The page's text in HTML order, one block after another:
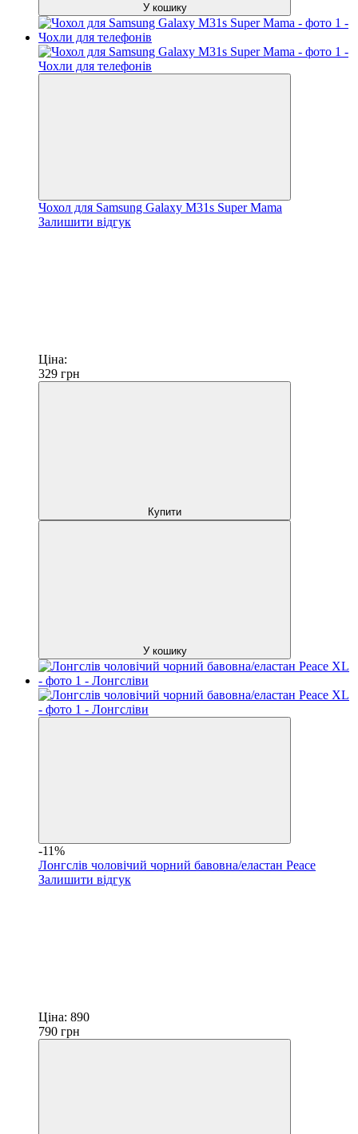
У кошику
Чохол для Samsung Galaxy M31s Super Mama
Залишити відгук
Ціна:
329 грн
Купити
У кошику
-11%
Лонгслів чоловічий чорний бавовна/еластан Peace
Залишити відгук
Ціна: 890
790 грн